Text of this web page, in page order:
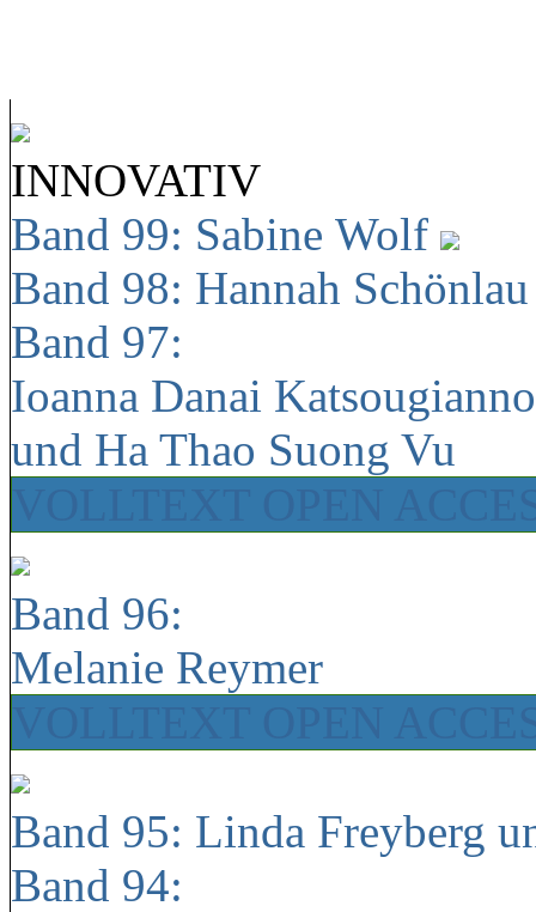
INNOVATIV
Band 99: Sabine Wolf
Band 98: Hannah
Band 97:
Ioanna Danai
und Ha Thao Suong Vu
Band 96:
Melanie Reymer
Band 95: Linda Freyberg
Band 94: